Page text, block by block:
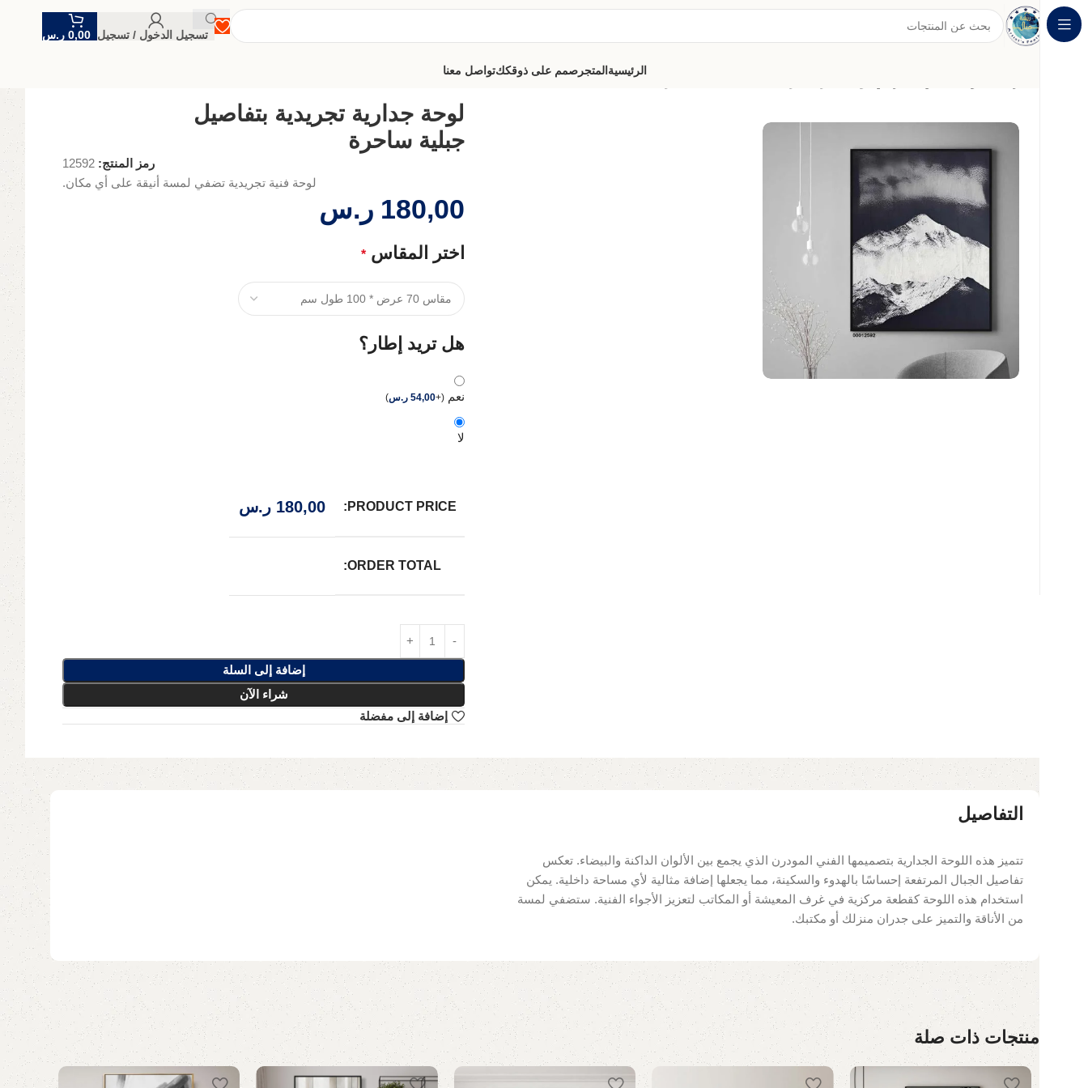
تسجيل الدخول / تسجيل 0,00 ر.س
الرئيسيةالمتجر صمم على ذوقككتواصل معنا
لوحة جدارية تجريدية بتفاصيل
جبلية ساحرة
رمز المنتج: 12592
لوحة فنية تجريدية تضفي لمسة أنيقة على أي مكان.
180,00 ر.س
اختر المقاس *
هل تريد إطار؟
نعم (
+
54,00 ر.س)
لا
PRODUCT PRICE:
180,00 ر.س
ORDER TOTAL:
إضافة إلى السلة
شراء الآن
إضافة إلى مفضلة
التفاصيل
تتميز هذه اللوحة الجدارية بتصميمها الفني المودرن الذي يجمع بين الألوان الداكنة والبيضاء. تعكس
تفاصيل الجبال المرتفعة إحساسًا بالهدوء والسكينة، مما يجعلها إضافة مثالية لأي مساحة داخلية. يمكن
استخدام هذه اللوحة كقطعة مركزية في غرف المعيشة أو المكاتب لتعزيز الأجواء الفنية. ستضفي لمسة
من الأناقة والتميز على جدران منزلك أو مكتبك.
منتجات ذات صلة